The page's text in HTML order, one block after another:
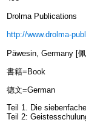
Drolma Publications
http://www.drolma-
Päwesin, Germany [
書籍=Book
德文=German
Teil 1. Die
Teil 2: